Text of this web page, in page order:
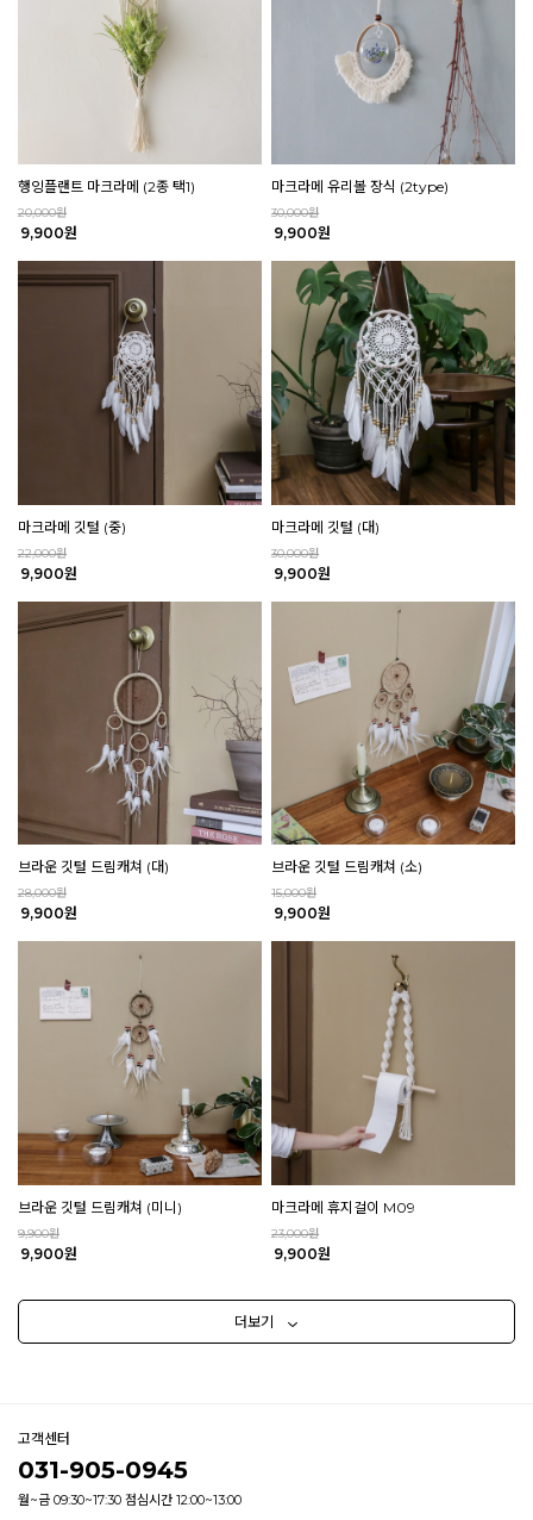
행잉플랜트 마크라메 (2종 택1)
20,000원
9,900원
마크라메 유리볼 장식 (2type)
30,000원
9,900원
마크라메 깃털 (중)
22,000원
9,900원
마크라메 깃털 (대)
30,000원
9,900원
브라운 깃털 드림캐쳐 (대)
28,000원
9,900원
브라운 깃털 드림캐쳐 (소)
15,000원
9,900원
브라운 깃털 드림캐쳐 (미니)
9,900원
9,900원
마크라메 휴지걸이 M09
23,000원
9,900원
더보기
고객센터
031-905-0945
월~금 09:30~17:30 점심시간 12:00~13:00